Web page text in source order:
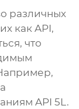
различных
как API,
что
API 5L.